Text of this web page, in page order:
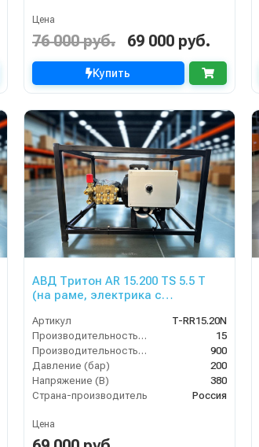
Цена
76 000 руб. 69 000 руб.
Купить
АВД Тритон AR 15.200 TS 5.5 Т
(на раме, электрика с
Артикул
T-RR15.20N
Производительность (л/мин)
15
Производительность (л/ч)
900
Давление (бар)
200
Напряжение (В)
380
Страна-производитель
Россия
Цена